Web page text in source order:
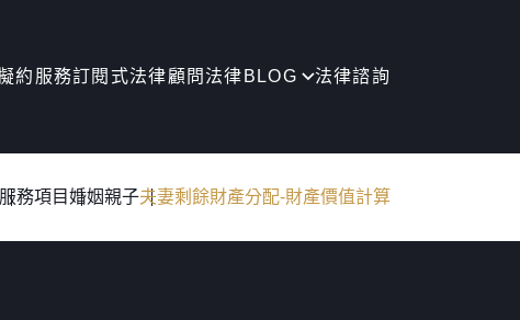
約服務訂閱式法律顧問 法律BLOG 法律諮詢
服務項目婚姻親子夫妻剩餘財產分配-財產價值計算